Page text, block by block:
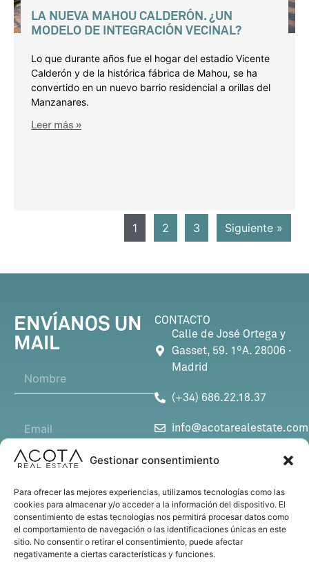
Gestionar consentimiento
Para ofrecer las mejores experiencias, utilizamos tecnologías como las
cookies para almacenar y/o acceder a la información del dispositivo. El
consentimiento de estas tecnologías nos permitirá procesar datos como
el comportamiento de navegación o las identificaciones únicas en este
sitio. No consentir o retirar el consentimiento, puede afectar
negativamente a ciertas características y funciones.
LA NUEVA MAHOU CALDERÓN. ¿UN
MODELO DE INTEGRACIÓN VECINAL?
Lo que durante años fue el hogar del estadio Vicente
Calderón y de la histórica fábrica de Mahou, se ha
convertido en un nuevo barrio residencial a orillas del
Manzanares.
Leer más »
1 2 3 Siguiente »
ENVÍANOS UN
MAIL
m
e
*
r
e
o
e
l
e
c
t
A
u
n
t
o
*
*
C
o
r
M
e
n
CONTACTO
Calle de José Ortega y
Gasset, 59. 1ºA. 28006 ·
Madrid
(+34) 686.22.18.37
info@acotarealestate.com
SÍGUENOS